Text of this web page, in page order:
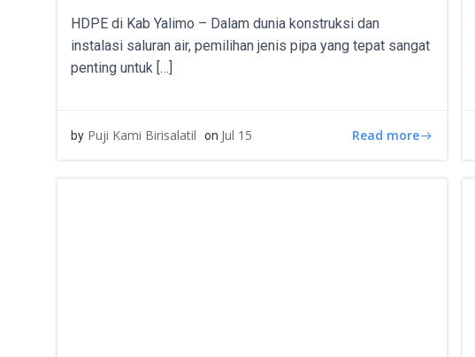
HDPE di Kab Yalimo – Dalam dunia konstruksi dan
instalasi saluran air, pemilihan jenis pipa yang tepat sangat
penting untuk […]
by Puji Kami Birisalatil on Jul 15 Read more